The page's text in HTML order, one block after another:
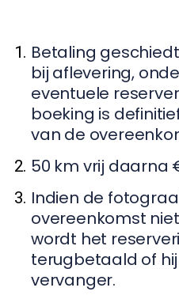
Betaling
bij aflevering,
eventuele
boeking is
van de
50 km vrij daarna
Indien de
overeenkomst
wordt het
terugbetaald of
vervanger.